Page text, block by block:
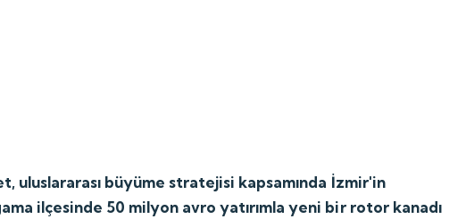
uluslararası büyüme stratejisi kapsamında İzmir'in
ilçesinde 50 milyon avro yatırımla yeni bir rotor kanadı